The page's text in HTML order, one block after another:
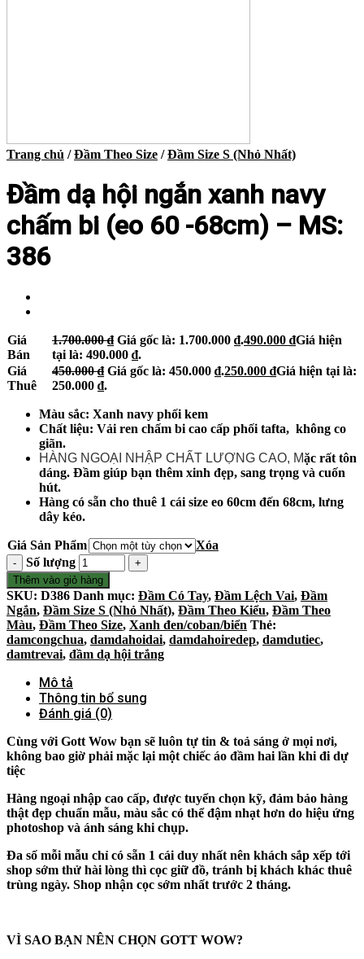
Trang chủ / Đầm Theo Size / Đầm Size S (Nhỏ Nhất)
Đầm dạ hội ngắn xanh navy
chấm bi (eo 60 -68cm) – MS:
386
Giá
Bán
1.700.000₫ Giá gốc là: 1.700.000 ₫.490.000 ₫Giá hiện
tại là: 490.000 ₫.
Giá
Thuê
450.000₫ Giá gốc là: 450.000 ₫.250.000 ₫Giá hiện tại là:
250.000 ₫.
Màu sắc: Xanh navy phối kem
Chất liệu: Vải ren chấm bi cao cấp phối tafta, không co
giãn.
HÀNG NGOẠI NHẬP CHẤT LƯỢNG CAO, Mặc rất tôn
dáng. Đầm giúp bạn thêm xinh đẹp, sang trọng và cuốn
hút.
Hàng có sẵn cho thuê 1 cái size eo 60cm đến 68cm, lưng
dây kéo.
Giá Sản Phẩm
Xóa
Số lượng
Thêm vào giỏ hàng
SKU: D386 Danh mục: Đầm Có Tay, Đầm Lệch Vai, Đầm
Ngắn, Đầm Size S (Nhỏ Nhất), Đầm Theo Kiểu, Đầm Theo
Màu, Đầm Theo Size, Xanh đen/coban/biển Thẻ:
damcongchua, damdahoidai, damdahoiredep, damdutiec,
damtrevai, đầm dạ hội trắng
Mô tả
Thông tin bổ sung
Đánh giá (0)
Cùng với Gott Wow bạn sẽ luôn tự tin & toả sáng ở mọi nơi,
không bao giờ phải mặc lại một chiếc áo đầm hai lần khi đi dự
tiệc
Hàng ngoại nhập cao cấp, được tuyển chọn kỹ, đảm bảo hàng
thật đẹp chuẩn mẫu, màu sắc có thể đậm nhạt hơn do hiệu ứng
photoshop và ánh sáng khi chụp.
Đa số mỗi mẫu chỉ có sẵn 1 cái duy nhất nên khách sắp xếp tới
shop sớm thử hài lòng thì cọc giữ đồ, tránh bị khách khác thuê
trùng ngày. Shop nhận cọc sớm nhất trước 2 tháng.
VÌ SAO BẠN NÊN CHỌN GOTT WOW?